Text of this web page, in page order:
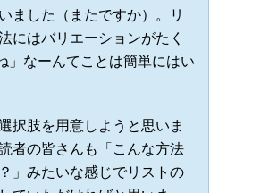
した（またですか）。リ
にはバリエーションがたく
」なーんてことは簡単にはい
択肢を用意しようと思いま
者の皆さんも「こんな方法
」みたいな感じでリストの